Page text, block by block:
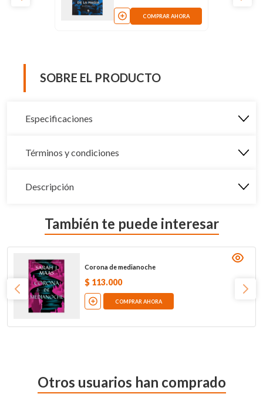
COMPRAR AHORA
SOBRE EL PRODUCTO
Especificaciones
Términos y condiciones
Descripción
También te puede interesar
Corona de medianoche
$ 113.000
COMPRAR AHORA
Otros usuarios han comprado